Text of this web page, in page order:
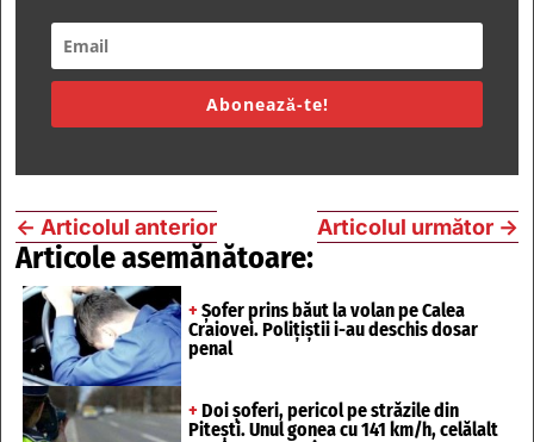
Abonează-te!
← Articolul anterior Articolul următor →
Articole asemănătoare:
+ Șofer prins băut la volan pe Calea
Craiovei. Polițiștii i-au deschis dosar
penal
+ Doi șoferi, pericol pe străzile din
Pitești. Unul gonea cu 141 km/h, celălalt